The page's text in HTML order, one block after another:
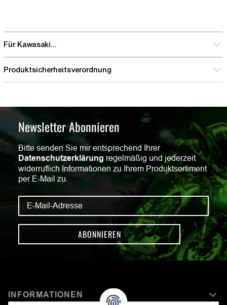
Für Kawasaki...
Produktsicherheitsverordnung
Newsletter Abonnieren
Bitte senden Sie mir entsprechend Ihrer
Datenschutzerklärung regelmäßig und jederzeit
widerruflich Informationen zu Ihrem Produktsortiment
per E-Mail zu.
ABONNIEREN
INFORMATIONEN